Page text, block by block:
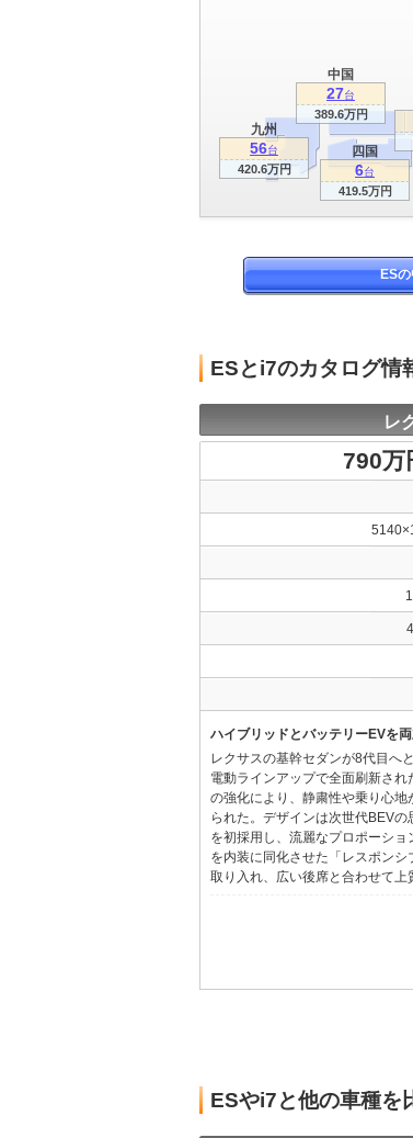
九州
56台
420.6万円
中国
27台
389.6万円
四国
6台
419.5万円
ES
ESとi7のカタログ情
レ
790万
ハイブリッドとバッテリーEVを
レクサスの基幹セダンが8代目へ
電動ラインアップで全面刷新さ
の強化により、静粛性や乗り心
られた。デザインは次世代BEV
を初採用し、流麗なプロポーシ
を内装に同化させた「レスポン
取り入れ、広い後席と合わせて上
ESやi7と他の車種を